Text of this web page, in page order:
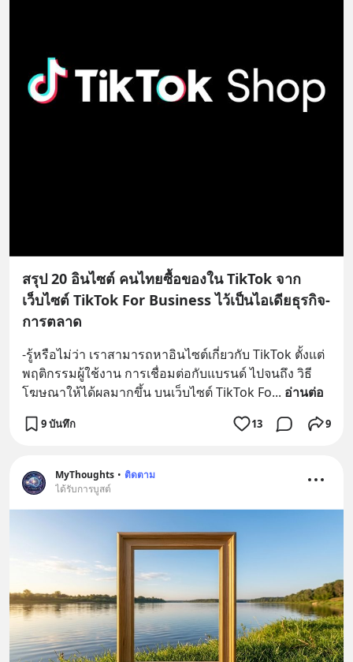
สรุป 20 อินไซต์ คนไทยซื้อของใน TikTok จาก
เว็บไซต์ TikTok For Business ไว้เป็นไอเดียธุรกิจ-
การตลาด
-รู้หรือไม่ว่า เราสามารถหาอินไซต์เกี่ยวกับ TikTok ตั้งแต่
พฤติกรรมผู้ใช้งาน การเชื่อมต่อกับแบรนด์ ไปจนถึง วิธี
โฆษณาให้ได้ผลมากขึ้น บนเว็บไซต์ TikTok Fo... อ่านต่อ
9 บันทึก 13 9
MyThoughts • ติดตาม
ได้รับการบูสต์